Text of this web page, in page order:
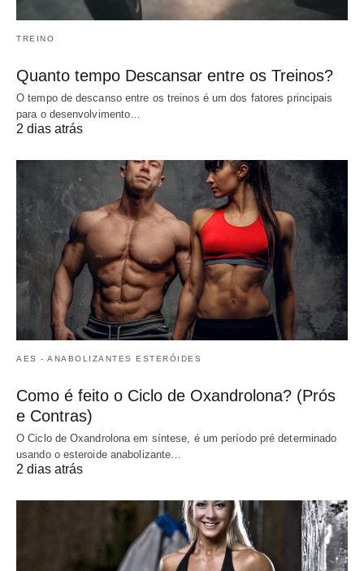
TREINO
Quanto tempo Descansar entre os Treinos?
O tempo de descanso entre os treinos é um dos fatores principais
para o desenvolvimento…
2 dias atrás
AES - ANABOLIZANTES ESTERÓIDES
Como é feito o Ciclo de Oxandrolona? (Prós
e Contras)
O Ciclo de Oxandrolona em síntese, é um período pré determinado
usando o esteroide anabolizante…
2 dias atrás